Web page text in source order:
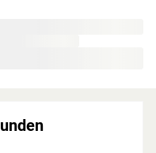
die beim
das Erlebnis auf